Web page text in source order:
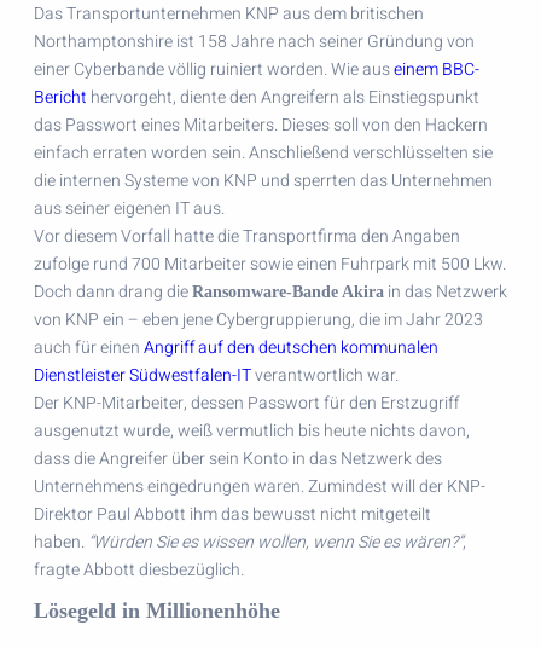
Das Transportunternehmen KNP aus dem britischen
Northamptonshire ist 158 Jahre nach seiner Gründung von
einer Cyberbande völlig ruiniert worden. Wie auseinem BBC-
Bericht hervorgeht, diente den Angreifern als Einstiegspunkt
das Passwort eines Mitarbeiters. Dieses soll von den Hackern
einfach erraten worden sein. Anschließend verschlüsselten sie
die internen Systeme von KNP und sperrten das Unternehmen
aus seiner eigenen IT aus.
Vor diesem Vorfall hatte die Transportfirma den Angaben
zufolge rund 700 Mitarbeiter sowie einen Fuhrpark mit 500 Lkw.
Doch dann drang die Ransomware-Bande Akira in das Netzwerk
von KNP ein – eben jene Cybergruppierung, die im Jahr 2023
auch für einenAngriff auf den deutschen kommunalen
Dienstleister Südwestfalen-ITverantwortlich war.
Der KNP-Mitarbeiter, dessen Passwort für den Erstzugriff
ausgenutzt wurde, weiß vermutlich bis heute nichts davon,
dass die Angreifer über sein Konto in das Netzwerk des
Unternehmens eingedrungen waren. Zumindest will der KNP-
Direktor Paul Abbott ihm das bewusst nicht mitgeteilt
haben. “Würden Sie es wissen wollen, wenn Sie es wären?”,
fragte Abbott diesbezüglich.
Lösegeld in Millionenhöhe